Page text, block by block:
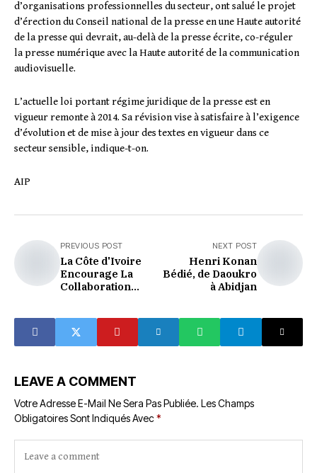
d’organisations professionnelles du secteur, ont salué le projet
d’érection du Conseil national de la presse en une Haute autorité
de la presse qui devrait, au-delà de la presse écrite, co-réguler
la presse numérique avec la Haute autorité de la communication
audiovisuelle.
L’actuelle loi portant régime juridique de la presse est en
vigueur remonte à 2014. Sa révision vise à satisfaire à l’exigence
d’évolution et de mise à jour des textes en vigueur dans ce
secteur sensible, indique-t-on.
AIP
PREVIOUS POST
La Côte d'Ivoire
Encourage La
Collaboration
Médecine
Traditionnelle
(SYNTHÈSE)
NEXT POST
Henri Konan
Bédié, de Daoukro
à Abidjan
LEAVE A COMMENT
Votre Adresse E-Mail Ne Sera Pas Publiée. Les Champs
Obligatoires Sont Indiqués Avec*